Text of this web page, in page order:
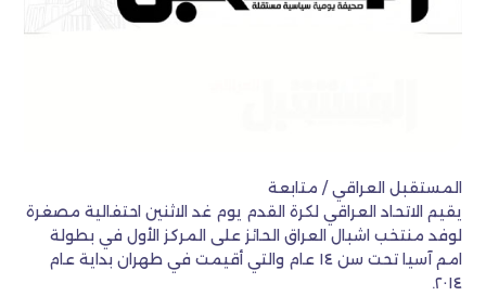
المستقبل العراقي / متابعة
يقيم الاتحاد العراقي لكرة القدم يوم غد الاثنين احتفالية مصغرة
لوفد منتخب اشبال العراق الحائز على المركز الأول في بطولة
امم آسيا تحت سن ١٤ عام والتي أقيمت في طهران بداية عام
٢٠١٤.